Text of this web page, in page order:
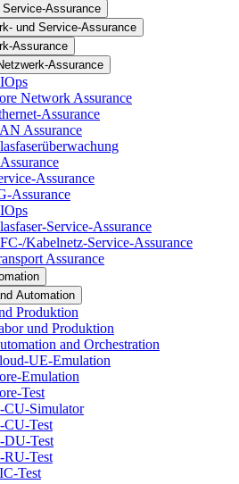
Service-Assurance
und Service-Assurance
Assurance
Assurance
Network Assurance
Assurance
Assurance
Assurance
Assurance
Service-Assurance
Kabelnetz-Service-Assurance
Assurance
Automation
Produktion
und Produktion
and Orchestration
UE-Emulation
Emulation
Test
CU-Simulator
CU-Test
DU-Test
RU-Test
Test